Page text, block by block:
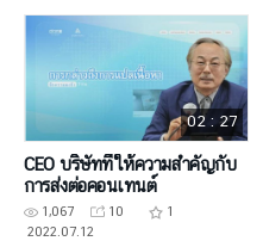
02 : 27
CEO บริษัทที่ให้ความสำคัญกับ
การส่งต่อคอนเทนต์
1,067 10
1
2022.07.12